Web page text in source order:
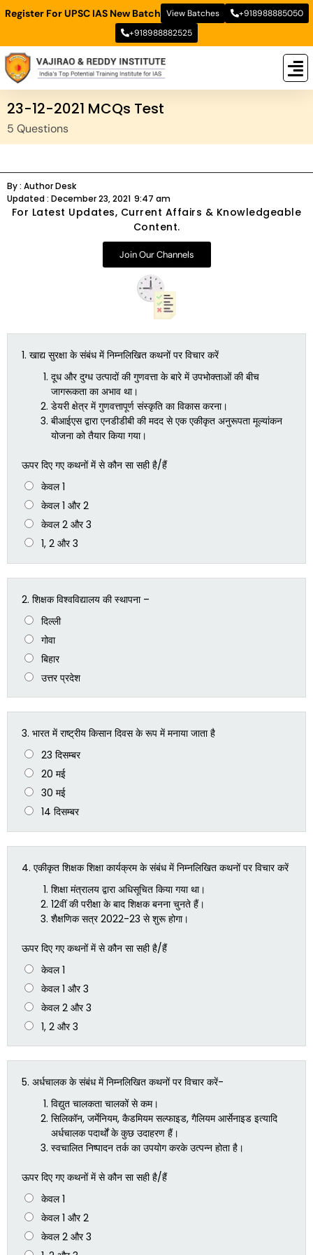
Register For UPSC IAS New Batch View Batches
+918988885050
+918988882525
23-12-2021 MCQs Test
5 Questions
By : Author Desk
Updated : December 23, 2021 9:47 am
For Latest Updates, Current Affairs & Knowledgeable
Content.
Join Our Channels
1. खाद्य सुरक्षा के संबंध में निम्नलिखित कथनों पर विचार करें
दूध और दुग्ध उत्पादों की गुणवत्ता के बारे में उपभोक्ताओं की बीच
जागरूकता का अभाव था।
डेयरी क्षेत्र में गुणवत्तापूर्ण संस्कृति का विकास करना।
बीआईएस द्वारा एनडीडीबी की मदद से एक एकीकृत अनुरूपता मूल्यांकन
योजना को तैयार किया गया।
ऊपर दिए गए कथनों में से कौन सा सही है/हैं
केवल 1
केवल 1 और 2
केवल 2 और 3
1, 2 और 3
2. शिक्षक विश्वविद्यालय की स्थापना –
दिल्ली
गोवा
बिहार
उत्तर प्रदेश
3. भारत में राष्ट्रीय किसान दिवस के रूप में मनाया जाता है
23 दिसम्बर
20 मई
30 मई
14 दिसम्बर
4. एकीकृत शिक्षक शिक्षा कार्यक्रम के संबंध में निम्नलिखित कथनों पर विचार करें
शिक्षा मंत्रालय द्वारा अधिसूचित किया गया था।
12वीं की परीक्षा के बाद शिक्षक बनना चुनते हैं।
शैक्षणिक सत्र 2022-23 से शुरू होगा।
ऊपर दिए गए कथनों में से कौन सा सही है/हैं
केवल 1
केवल 1 और 3
केवल 2 और 3
1, 2 और 3
5. अर्धचालक के संबंध में निम्नलिखित कथनों पर विचार करें-
विद्युत चालकता चालकों से कम।
सिलिकॉन, जर्मेनियम, कैडमियम सल्फाइड, गैलियम आर्सेनाइड इत्यादि
अर्धचालक पदार्थों के कुछ उदाहरण हैं।
स्वचालित निष्पादन तर्क का उपयोग करके उत्पन्न होता है।
ऊपर दिए गए कथनों में से कौन सा सही है/हैं
केवल 1
केवल 1 और 2
केवल 2 और 3